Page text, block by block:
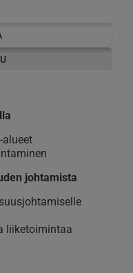
johtamista
liiketoimintaa